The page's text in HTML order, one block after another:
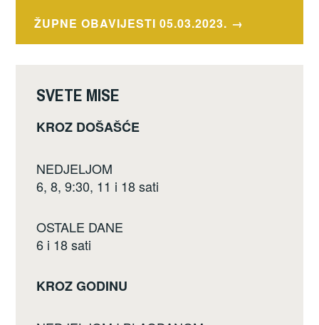
o
o
ŽUPNE OBAVIJESTI 05.03.2023.
SVETE MISE
KROZ DOŠAŠĆE
NEDJELJOM
6, 8, 9:30, 11 i 18 sati
OSTALE DANE
6 i 18 sati
KROZ GODINU